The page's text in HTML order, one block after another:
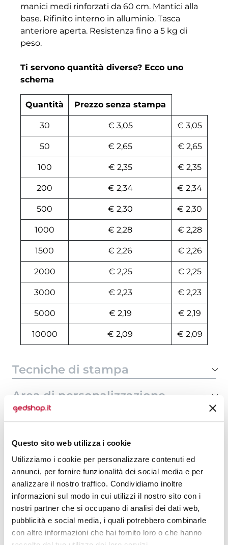
Questo sito web utilizza i cookie
Utilizziamo i cookie per personalizzare contenuti ed
annunci, per fornire funzionalità dei social media e per
analizzare il nostro traffico. Condividiamo inoltre
informazioni sul modo in cui utilizzi il nostro sito con i
nostri partner che si occupano di analisi dei dati web,
pubblicità e social media, i quali potrebbero combinarle
con altre informazioni che hai fornito loro o che hanno
manici medi rinforzati da 60 cm. Mantici alla
base. Rifinito interno in alluminio. Tasca
anteriore aperta. Resistenza fino a 5 kg di
peso.
Ti servono quantità diverse? Ecco uno
schema
Quantità Prezzo senza stampa
30 € 3,05 € 3,05
50 € 2,65 € 2,65
100 € 2,35 € 2,35
200 € 2,34 € 2,34
500 € 2,30 € 2,30
1000 € 2,28 € 2,28
1500 € 2,26 € 2,26
2000 € 2,25 € 2,25
3000 € 2,23 € 2,23
5000 € 2,19 € 2,19
10000 € 2,09 € 2,09
Tecniche di stampa
Area di personalizzazione
Domande e risposte
Prodotti alternativi